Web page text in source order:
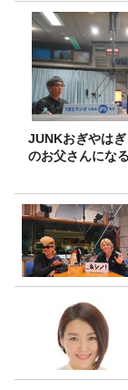
JUNKおぎやは
のお父さんになる